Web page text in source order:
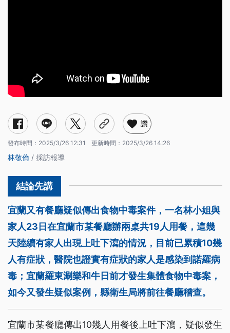
讚
發布時間： 2025/3/26 12:31 更新時間： 2025/3/26 14:26
林敬倫 / 採訪報導
宜蘭又有餐廳疑似傳出食物中毒案件，一名林小姐與
家人23日在宜蘭市某餐廳辦兩桌共19人用餐，這幾
天陸續有家人出現上吐下瀉的情況，目前已累積10幾
人有症狀，醫院也證實有症狀的家人是感染到諾羅病
毒；宜蘭羅東涮樂和牛日前才發生集體食物中毒案，
如今又發生疑似案例，縣衛生局將前往餐廳稽查。
宜蘭市某餐廳傳出10幾人用餐後上吐下瀉，疑似發生